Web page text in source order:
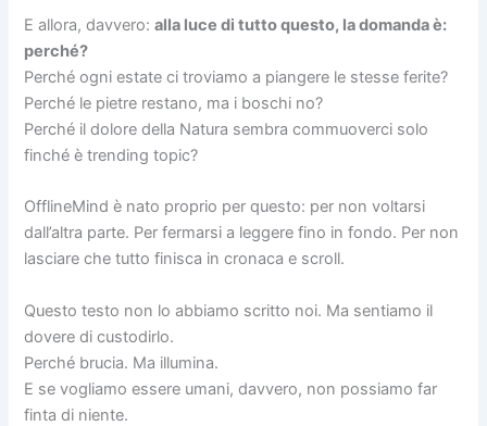
E allora, davvero:alla luce di tutto questo, la domanda è:
perché?
Perché ogni estate ci troviamo a piangere le stesse ferite?
Perché le pietre restano, ma i boschi no?
Perché il dolore della Natura sembra commuoverci solo
finché è trending topic?
OfflineMind è nato proprio per questo: per non voltarsi
dall’altra parte. Per fermarsi a leggere fino in fondo. Per non
lasciare che tutto finisca in cronaca e scroll.
Questo testo non lo abbiamo scritto noi. Ma sentiamo il
dovere di custodirlo.
Perché brucia. Ma illumina.
E se vogliamo essere umani, davvero, non possiamo far
finta di niente.